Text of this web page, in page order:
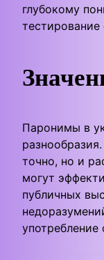
глубокому
Паронимы в
точно, но и
могут
публичных